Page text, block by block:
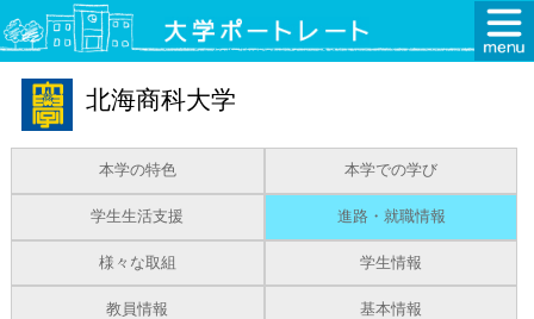
北海商科大学
本学の特色 本学での学び
学生生活支援 進路・就職情報
様々な取組 学生情報
教員情報 基本情報